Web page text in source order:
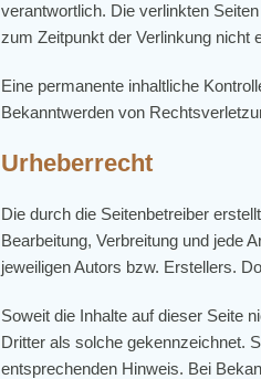
verantwortlich. Die verlinkten
zum Zeitpunkt der Verlinkung nicht
Eine permanente inhaltliche
Bekanntwerden von
Urheberrecht
Die durch die Seitenbetreiber
Bearbeitung, Verbreitung und jede
jeweiligen Autors bzw. Erstellers.
Soweit die Inhalte auf dieser Seite
Dritter als solche gekennzeichnet.
entsprechenden Hinweis. Bei